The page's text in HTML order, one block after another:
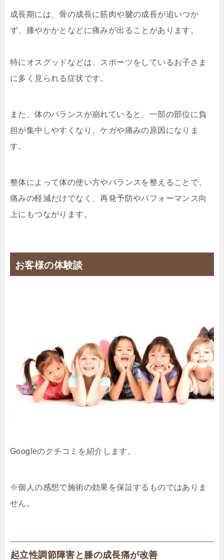
成長期には、骨の成長に筋肉や腱の成長が追いつか
ず、膝やかかとなどに痛みが出ることがあります。
特にオスグッドなどは、スポーツをしているお子さま
に多く見られる症状です。
また、体のバランスが崩れていると、一部の部位に負
担が集中しやすくなり、ケガや痛みの原因になりま
す。
整体によって体の使い方やバランスを整えることで、
痛みの軽減だけでなく、再発予防やパフォーマンス向
上にもつながります。
お客様の体験談
Googleのクチコミを紹介します。
※個人の感想で施術の効果を保証するものではありま
せん。
起立性調節障害と膝の成長痛が改善